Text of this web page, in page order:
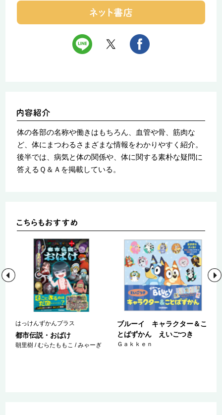
体の各部の名称や働きはもちろん、血管や骨、筋肉な
ど、体にまつわるさまざまな情報をわかりやすく紹介。
後半では、病気と体の関係や、体に関する素朴な疑問に
答えるＱ＆Ａを掲載している。
はっけんずかんプラス
都市伝説・おばけ
朝里樹 / むらたももこ / みゃーぎ
ブルーイ キャラクター＆こ
とばずかん えいごつき
Ｇａｋｋｅｎ